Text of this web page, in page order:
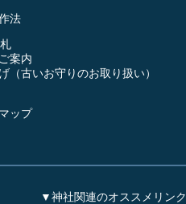
法
案内
（古いお守りのお取り扱い）
ップ
▼神社関連のオススメリンク